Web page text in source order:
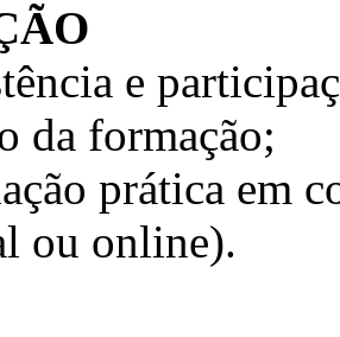
e
da formação;
prática em
ou online).